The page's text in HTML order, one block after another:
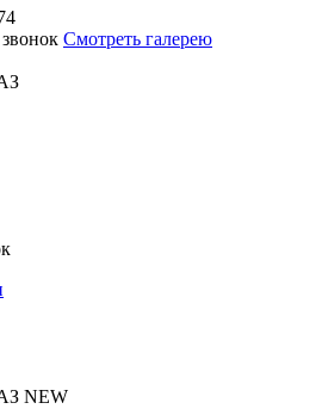
Смотреть галерею
NEW